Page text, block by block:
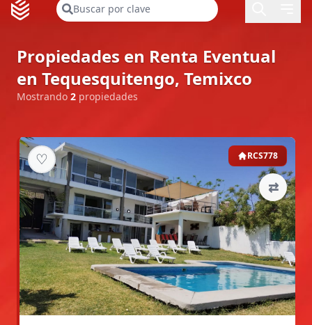
Buscar
Propiedades en Renta Eventual
en Tequesquitengo, Temixco
Mostrando 2 propiedades
♡
⇄
RCS778